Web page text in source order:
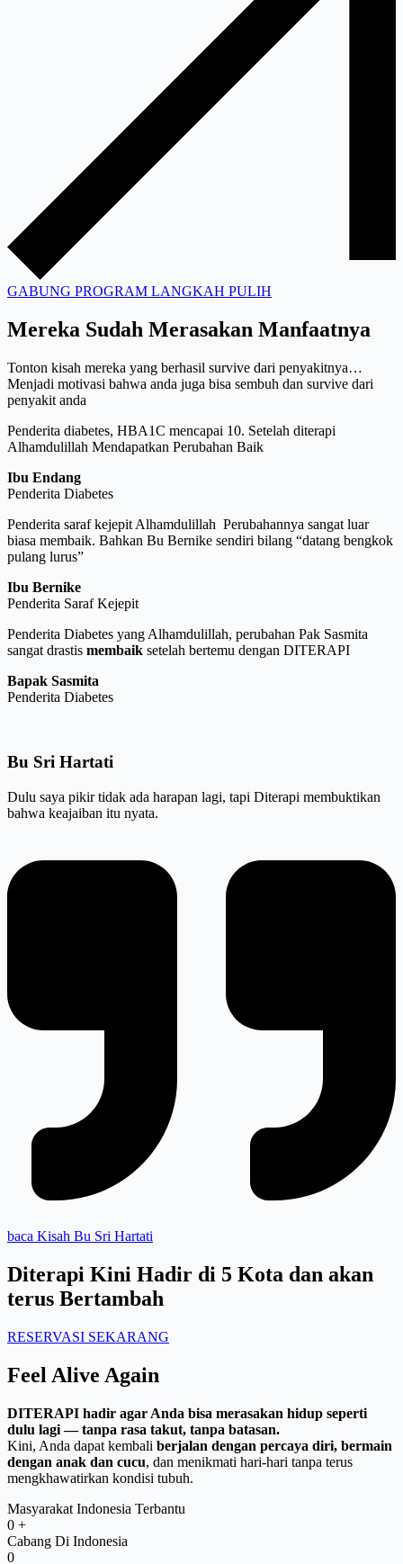
GABUNG PROGRAM LANGKAH PULIH
Mereka Sudah Merasakan Manfaatnya
Tonton kisah mereka yang berhasil survive dari penyakitnya…
Menjadi motivasi bahwa anda juga bisa sembuh dan survive dari
penyakit anda
Penderita diabetes, HBA1C mencapai 10. Setelah diterapi
Alhamdulillah Mendapatkan Perubahan Baik
Ibu Endang
Penderita Diabetes
Penderita saraf kejepit Alhamdulillah Perubahannya sangat luar
biasa membaik. Bahkan Bu Bernike sendiri bilang “datang bengkok
pulang lurus”
Ibu Bernike
Penderita Saraf Kejepit
Penderita Diabetes yang Alhamdulillah, perubahan Pak Sasmita
sangat drastis membaik setelah bertemu dengan DITERAPI
Bapak Sasmita
Penderita Diabetes
Bu Sri Hartati
Dulu saya pikir tidak ada harapan lagi, tapi Diterapi membuktikan
bahwa keajaiban itu nyata.
baca Kisah Bu Sri Hartati
Diterapi Kini Hadir di 5 Kota dan akan
terus Bertambah
RESERVASI SEKARANG
Feel Alive Again
DITERAPI hadir agar Anda bisa merasakan hidup seperti
dulu lagi — tanpa rasa takut, tanpa batasan.
Kini, Anda dapat kembali berjalan dengan percaya diri, bermain
dengan anak dan cucu, dan menikmati hari-hari tanpa terus
mengkhawatirkan kondisi tubuh.
Masyarakat Indonesia Terbantu
0 +
Cabang Di Indonesia
0